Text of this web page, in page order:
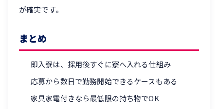
が確実です。
まとめ
即入寮は、採用後すぐに寮へ入れる仕組み
応募から数日で勤務開始できるケースもある
家具家電付きなら最低限の持ち物でOK